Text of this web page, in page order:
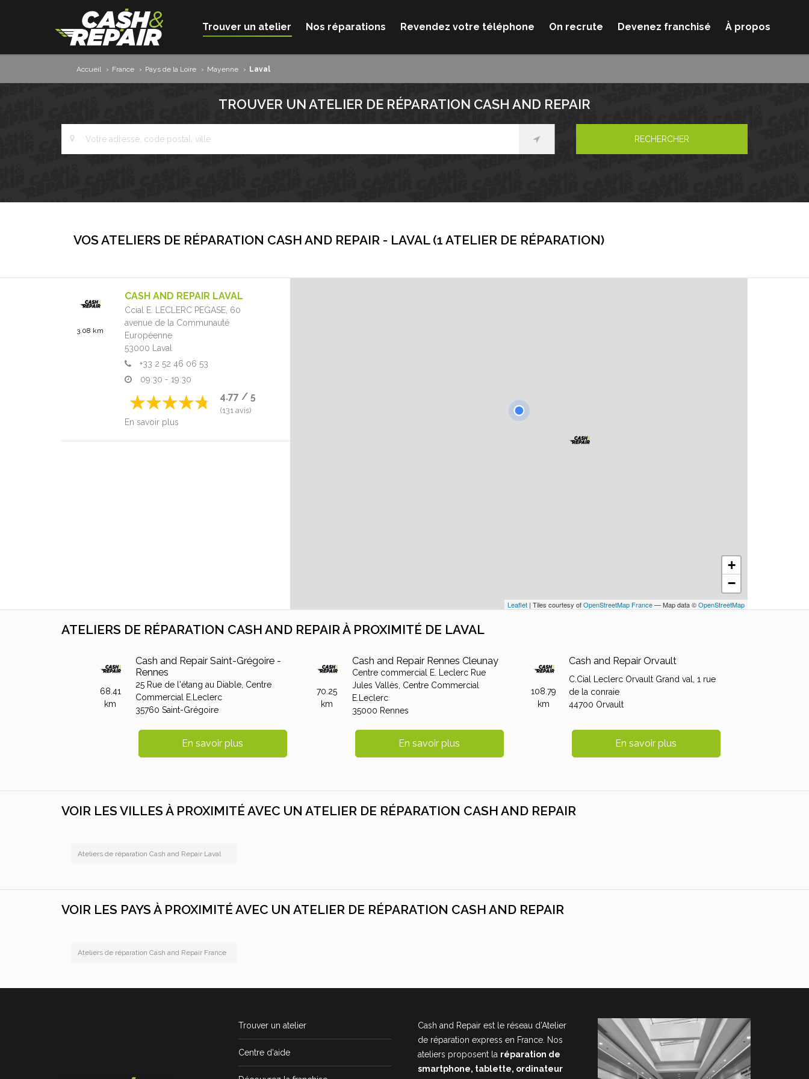
Trouver un atelier Nos réparations Revendez votre téléphone On recrute Devenez franchisé À propos
Accueil › France › Pays de la Loire › Mayenne › Laval
TROUVER UN ATELIER DE RÉPARATION CASH AND REPAIR
RECHERCHER
VOS ATELIERS DE RÉPARATION CASH AND REPAIR - LAVAL (1 ATELIER DE RÉPARATION)
3.08 km
CASH AND REPAIR LAVAL
Ccial E. LECLERC PEGASE, 60
avenue de la Communauté
Européenne
53000
Laval
+33 2 52 46 06 53
09:30 - 19:30
4.77 / 5
(131 avis)
En savoir plus
+
−
Leaflet | Tiles courtesy ofOpenStreetMap France— Map data ©OpenStreetMap
ATELIERS DE RÉPARATION CASH AND REPAIR À PROXIMITÉ DE LAVAL
68.41
km
Cash and Repair Saint-Grégoire -
Rennes
25 Rue de l'étang au Diable, Centre
Commercial E.Leclerc
35760 Saint-Grégoire
En savoir plus
70.25
km
Cash and Repair Rennes Cleunay
Centre commercial E. Leclerc Rue
Jules Vallès, Centre Commercial
E.Leclerc
35000 Rennes
En savoir plus
108.79
km
Cash and Repair Orvault
C.Cial Leclerc Orvault Grand val, 1 rue
de la conraie
44700 Orvault
En savoir plus
VOIR LES VILLES À PROXIMITÉ AVEC UN ATELIER DE RÉPARATION CASH AND REPAIR
Ateliers de réparation Cash and Repair Laval
VOIR LES PAYS À PROXIMITÉ AVEC UN ATELIER DE RÉPARATION CASH AND REPAIR
Ateliers de réparation Cash and Repair France
Trouver un atelier
Centre d'aide
Cash and Repair est le réseau d’Atelier
de réparation express en France. Nos
ateliers proposent la réparation de
smartphone, tablette, ordinateur